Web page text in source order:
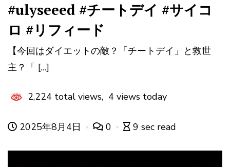
#ulyseeed #チートデイ #サイコ
ロ #リフィード
【今回はダイエットの敵？「チートデイ」と救世
主？「 […]
2,224 total views, 4 views today
2025年8月4日 0 9 sec read